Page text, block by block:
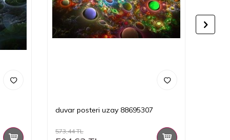
duvar posteri uzay 88695307
573,44TL